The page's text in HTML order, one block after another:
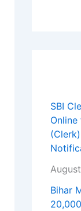
SBI
Bihar
20,000